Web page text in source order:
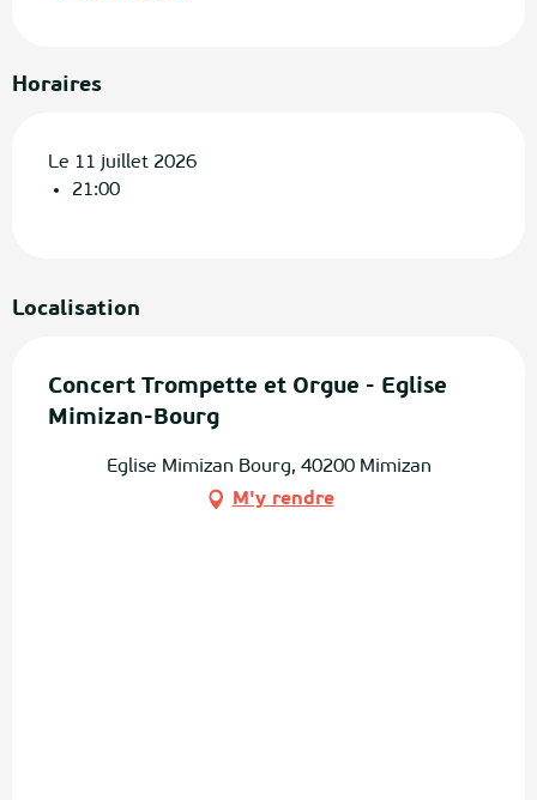
Horaires
Le 11 juillet 2026
21:00
Localisation
Concert Trompette et Orgue - Eglise
Mimizan-Bourg
Eglise Mimizan Bourg, 40200 Mimizan
M'y rendre